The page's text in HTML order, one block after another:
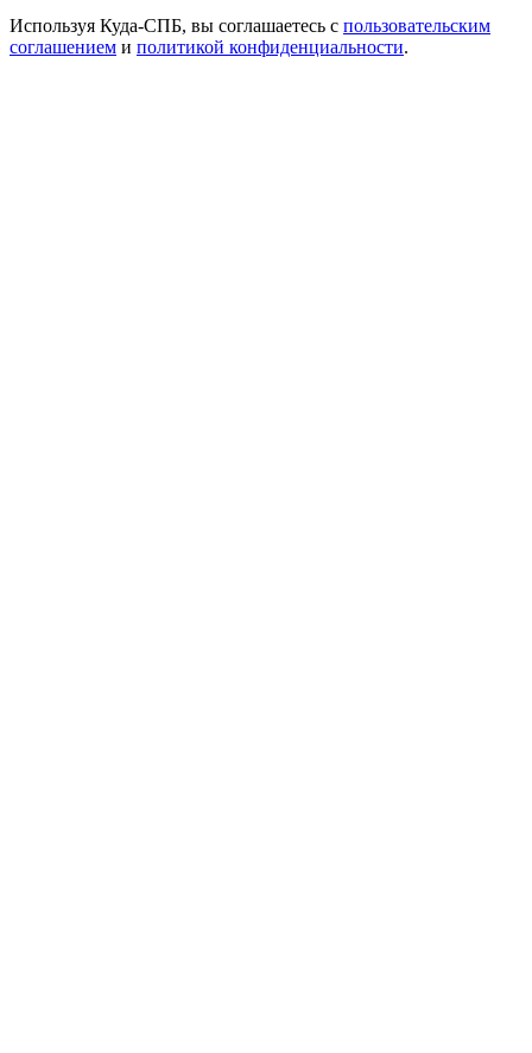
Используя Куда-СПБ, вы соглашаетесь с пользовательским
соглашением и политикой конфиденциальности.